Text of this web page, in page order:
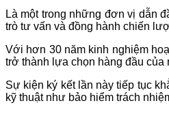
Là một trong những đơn vị dẫn
trò tư vấn và đồng hành chiến
Với hơn 30 năm kinh nghiệm
trở thành lựa chọn hàng đầu
Sự kiện ký kết lần này tiếp tục
kỹ thuật như bảo hiểm trách